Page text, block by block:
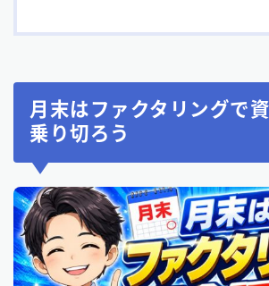
月末はファクタリングで
乗り切ろう